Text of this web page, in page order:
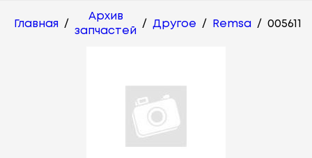
Главная /
Архив
запчастей
/ Другое / Remsa / 005611